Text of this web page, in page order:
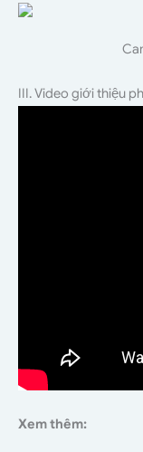
III. Video giới thiệu
Xem thêm: